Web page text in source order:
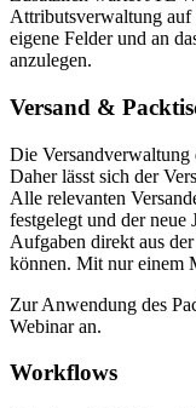
Attributsverwaltung
eigene Felder und an
anzulegen.
Versand &
Die
Daher lässt sich der
Alle relevanten
festgelegt und der neue
Aufgaben direkt aus
können. Mit nur einem
Zur Anwendung des
Webinar an.
Workflows